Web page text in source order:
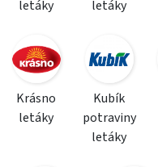
letáky
letáky
Krásno
letáky
Kubík
potraviny
letáky